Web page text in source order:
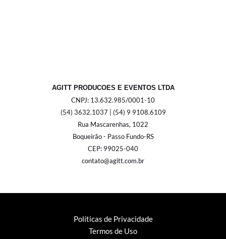
AGITT PRODUCOES E EVENTOS LTDA
CNPJ: 13.632.985/0001-10
(54) 3632.1037 | (54) 9 9108.6109
Rua Mascarenhas, 1022
Boqueirão - Passo Fundo-RS
CEP: 99025-040
contato@agitt.com.br
Políticas de Privacidade
Termos de Uso